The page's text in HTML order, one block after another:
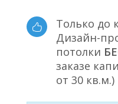
Только до
Дизайн-
потолки
заказе
от 30 кв.м.)